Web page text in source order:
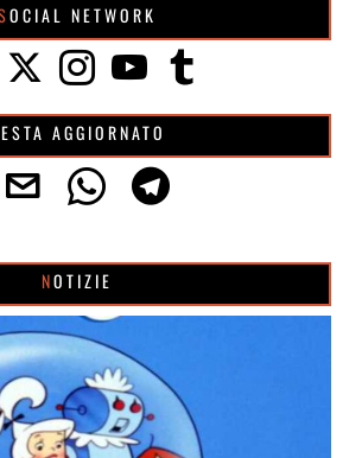
SOCIAL NETWORK
RESTA AGGIORNATO
NOTIZIE